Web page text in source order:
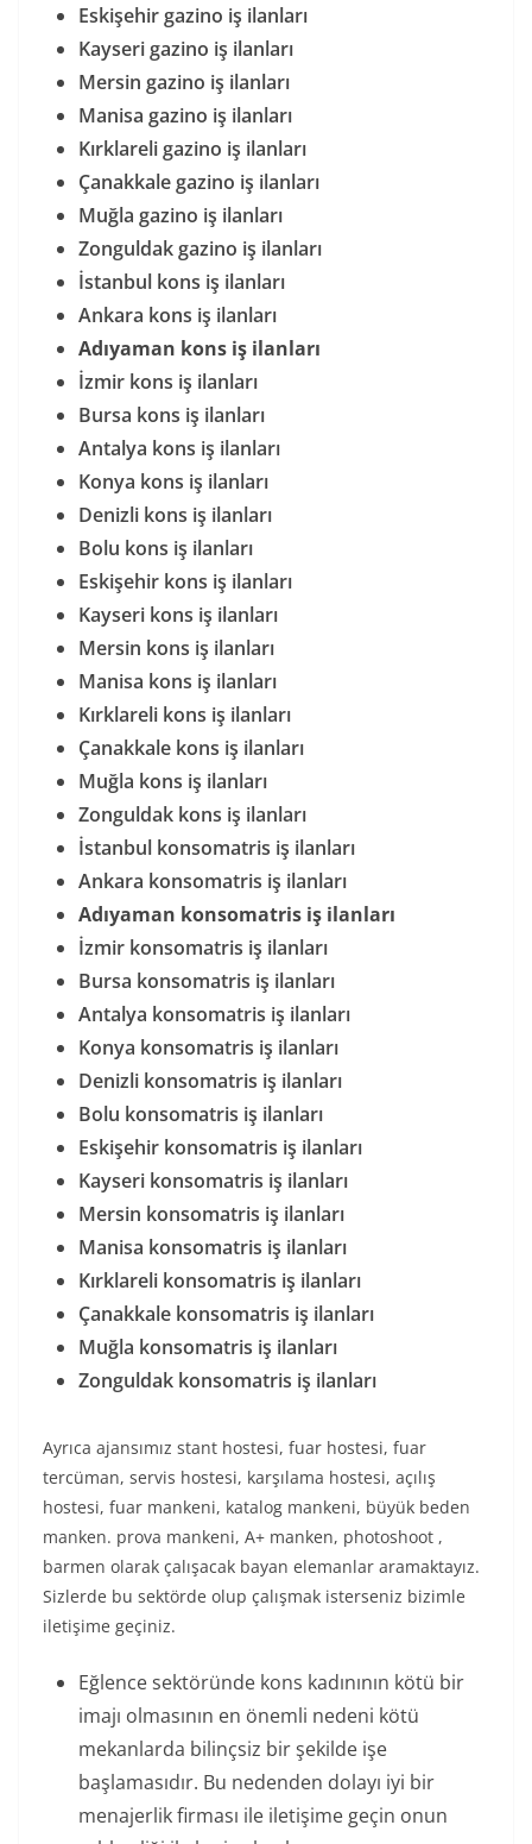
Eskişehir gazino iş ilanları
Kayseri gazino iş ilanları
Mersin gazino iş ilanları
Manisa gazino iş ilanları
Kırklareli gazino iş ilanları
Çanakkale gazino iş ilanları
Muğla gazino iş ilanları
Zonguldak gazino iş ilanları
İstanbul kons iş ilanları
Ankara kons iş ilanları
Adıyaman kons iş ilanları
İzmir kons iş ilanları
Bursa kons iş ilanları
Antalya kons iş ilanları
Konya kons iş ilanları
Denizli kons iş ilanları
Bolu kons iş ilanları
Eskişehir kons iş ilanları
Kayseri kons iş ilanları
Mersin kons iş ilanları
Manisa kons iş ilanları
Kırklareli kons iş ilanları
Çanakkale kons iş ilanları
Muğla kons iş ilanları
Zonguldak kons iş ilanları
İstanbul konsomatris iş ilanları
Ankara konsomatris iş ilanları
Adıyaman konsomatris iş ilanları
İzmir konsomatris iş ilanları
Bursa konsomatris iş ilanları
Antalya konsomatris iş ilanları
Konya konsomatris iş ilanları
Denizli konsomatris iş ilanları
Bolu konsomatris iş ilanları
Eskişehir konsomatris iş ilanları
Kayseri konsomatris iş ilanları
Mersin konsomatris iş ilanları
Manisa konsomatris iş ilanları
Kırklareli konsomatris iş ilanları
Çanakkale konsomatris iş ilanları
Muğla konsomatris iş ilanları
Zonguldak konsomatris iş ilanları
Ayrıca ajansımız stant hostesi, fuar hostesi, fuar
tercüman, servis hostesi, karşılama hostesi, açılış
hostesi, fuar mankeni, katalog mankeni, büyük beden
manken. prova mankeni, A+ manken, photoshoot ,
barmen olarak çalışacak bayan elemanlar aramaktayız.
Sizlerde bu sektörde olup çalışmak isterseniz bizimle
iletişime geçiniz.
Eğlence sektöründe kons kadınının kötü bir
imajı olmasının en önemli nedeni kötü
mekanlarda bilinçsiz bir şekilde işe
başlamasıdır. Bu nedenden dolayı iyi bir
menajerlik firması ile iletişime geçin onun